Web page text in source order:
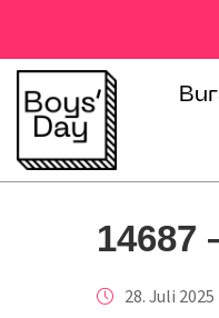
14687
28. Juli 2025